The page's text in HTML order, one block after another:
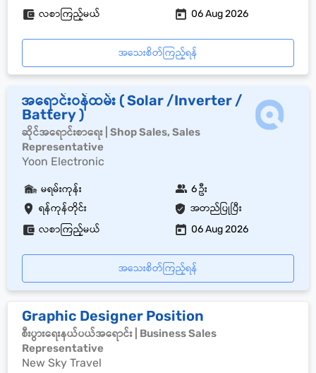
လစာကြည့်မယ် 06 Aug 2026
အသေးစိတ်ကြည့်ရန်
အရောင်းဝန်ထမ်း ( Solar /Inverter /
Battery )
ဆိုင်အရောင်းစာရေး | Shop Sales, Sales
Representative
Yoon Electronic
ရန်ကုန်တိုင်း အတည်ပြုပြီး
မရမ်းကုန်း 6 ဦး
လစာကြည့်မယ် 06 Aug 2026
အသေးစိတ်ကြည့်ရန်
Graphic Designer Position
စီးပွားရေးနယ်ပယ်အရောင်း | Business Sales
Representative
New Sky Travel